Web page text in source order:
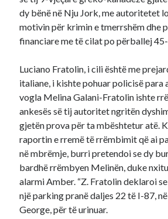
dy bënë në Nju Jork, me autoritetet
motivin për krimin e tmerrshëm dhe
financiare me të cilat po përballej
Luciano Fratolin, i cili është me
italiane, i kishte pohuar policisë para
vogla Melina Galani-Fratolin ishte
ankesës së tij autoritet ngritën
gjetën prova për ta mbështetur atë.
raportin e rremë të rrëmbimit që ai
në mbrëmje, burri pretendoi se dy
bardhë rrëmbyen Melinën, duke
alarmi Amber. “Z. Fratolin deklaroi
një parking pranë daljes 22 të I-87,
George, për të urinuar.